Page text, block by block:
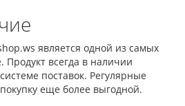
является одной из самых
Продукт всегда в наличии
поставок. Регулярные
еще более выгодной.